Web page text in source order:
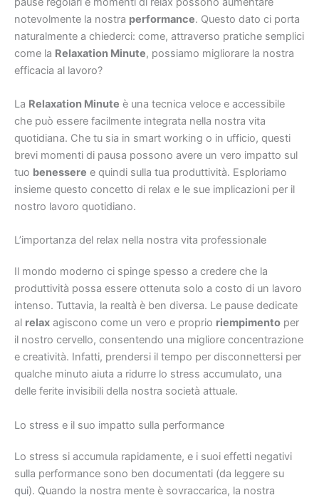
notevolmente la nostra performance. Questo dato ci porta
naturalmente a chiederci: come, attraverso pratiche semplici
come la Relaxation Minute, possiamo migliorare la nostra
efficacia al lavoro?
La Relaxation Minute è una tecnica veloce e accessibile
che può essere facilmente integrata nella nostra vita
quotidiana. Che tu sia in smart working o in ufficio, questi
brevi momenti di pausa possono avere un vero impatto sul
tuo benessere e quindi sulla tua produttività. Esploriamo
insieme questo concetto di relax e le sue implicazioni per il
nostro lavoro quotidiano.
L’importanza del relax nella nostra vita professionale
Il mondo moderno ci spinge spesso a credere che la
produttività possa essere ottenuta solo a costo di un lavoro
intenso. Tuttavia, la realtà è ben diversa. Le pause dedicate
al relax agiscono come un vero e proprio riempimento per
il nostro cervello, consentendo una migliore concentrazione
e creatività. Infatti, prendersi il tempo per disconnettersi per
qualche minuto aiuta a ridurre lo stress accumulato, una
delle ferite invisibili della nostra società attuale.
Lo stress e il suo impatto sulla performance
Lo stress si accumula rapidamente, e i suoi effetti negativi
sulla performance sono ben documentati (da leggere su
qui). Quando la nostra mente è sovraccarica, la nostra